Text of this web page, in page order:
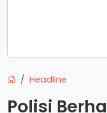
Headline
Polisi